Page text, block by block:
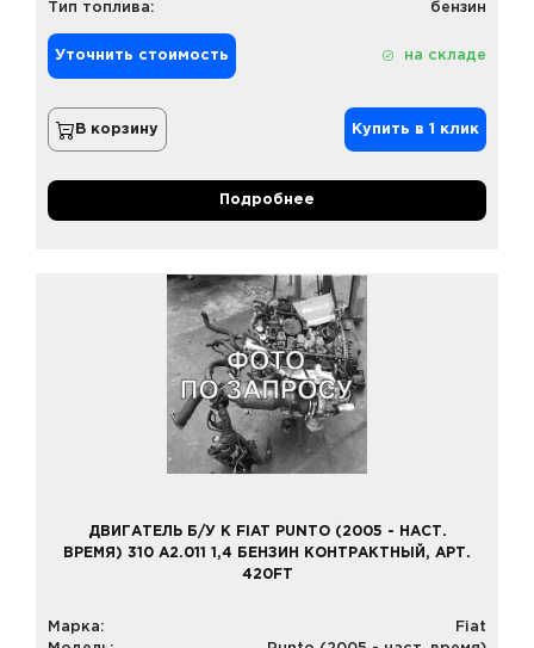
Тип топлива:
бензин
Уточнить стоимость на складе
В корзину Купить в 1 клик
Подробнее
ДВИГАТЕЛЬ Б/У К FIAT PUNTO (2005 - НАСТ.
ВРЕМЯ) 310 A2.011 1,4 БЕНЗИН КОНТРАКТНЫЙ, АРТ.
420FT
Марка:
Fiat